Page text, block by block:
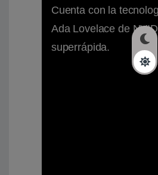
Cuenta con la
Ada Lovelace de
superrápida.